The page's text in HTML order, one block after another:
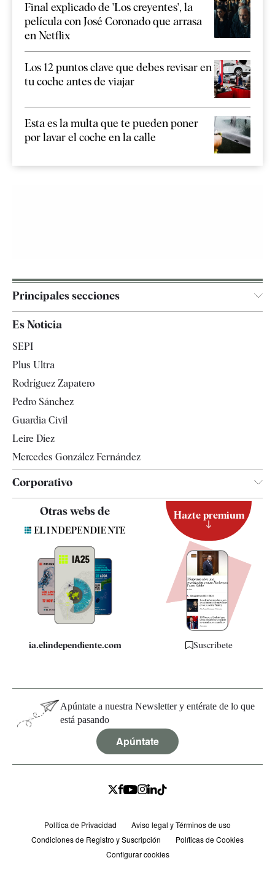
Final explicado de 'Los creyentes', la
película con José Coronado que arrasa
en Netflix
Los 12 puntos clave que debes revisar en
tu coche antes de viajar
Esta es la multa que te pueden poner
por lavar el coche en la calle
Principales secciones
España
Televisión
Es Noticia
SEPI
Plus Ultra
Rodríguez Zapatero
Pedro Sánchez
Guardia Civil
Leire Díez
Mercedes González Fernández
Corporativo
Contacto
Quiénes somos
Especificaciones
Otras webs de
ia.elindependiente.com
Hazte premium
Suscríbete
Apúntate a nuestra Newsletter y entérate de lo que
está pasando
Apúntate
Política de Privacidad
Aviso legal y Términos de uso
Condiciones de Registro y Suscripción
Políticas de Cookies
Configurar cookies